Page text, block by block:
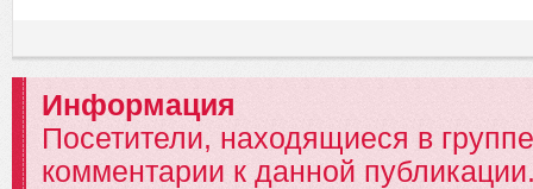
Информация
Посетители, находящиеся в
комментарии к данной